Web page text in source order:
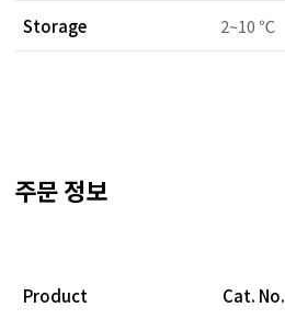
Storage 2~10 ℃
주문 정보
Product Cat. No.